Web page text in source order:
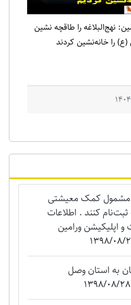
نهج‌البلاغه را طاقچه نشین
را خانه‌نشین کردند
مشمول کمک معیشتی
کنند . اطلاعات
اپلیکیشن ورامین
1398/08/
به استان وصل
1398/08/28